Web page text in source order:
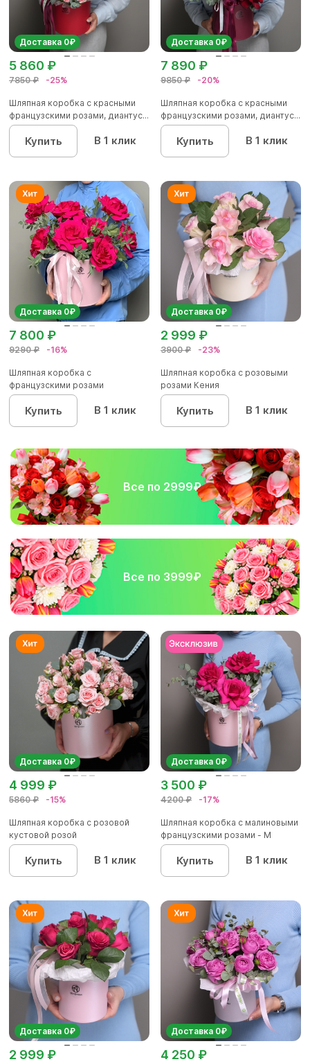
Доставка 0₽
7850 ₽ -25%
5 860 ₽
Шляпная коробка с красными
французскими розами, диантус...
Купить В 1 клик
Доставка 0₽
9850 ₽ -20%
7 890 ₽
Шляпная коробка с красными
французскими розами, диантус...
Купить В 1 клик
Доставка 0₽
9290 ₽ -16%
7 800 ₽
Шляпная коробка с
французскими розами
Купить В 1 клик
Доставка 0₽
3900 ₽ -23%
2 999 ₽
Шляпная коробка с розовыми
розами Кения
Купить В 1 клик
Все по 2999₽
Все по 3999₽
Доставка 0₽
5860 ₽ -15%
4 999 ₽
Шляпная коробка с розовой
кустовой розой
Купить В 1 клик
Доставка 0₽
4200 ₽ -17%
3 500 ₽
Шляпная коробка с малиновыми
французскими розами - M
Купить В 1 клик
Доставка 0₽
2 999 ₽
Доставка 0₽
4 250 ₽